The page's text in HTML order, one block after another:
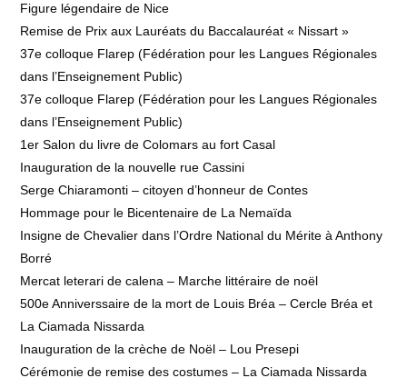
Figure légendaire de Nice
Remise de Prix aux Lauréats du Baccalauréat « Nissart »
37e colloque Flarep (Fédération pour les Langues Régionales
dans l’Enseignement Public)
37e colloque Flarep (Fédération pour les Langues Régionales
dans l’Enseignement Public)
1er Salon du livre de Colomars au fort Casal
Inauguration de la nouvelle rue Cassini
Serge Chiaramonti – citoyen d’honneur de Contes
Hommage pour le Bicentenaire de La Nemaïda
Insigne de Chevalier dans l’Ordre National du Mérite à Anthony
Borré
Mercat leterari de calena – Marche littéraire de noël
500e Anniverssaire de la mort de Louis Bréa – Cercle Bréa et
La Ciamada Nissarda
Inauguration de la crèche de Noël – Lou Presepi
Cérémonie de remise des costumes – La Ciamada Nissarda